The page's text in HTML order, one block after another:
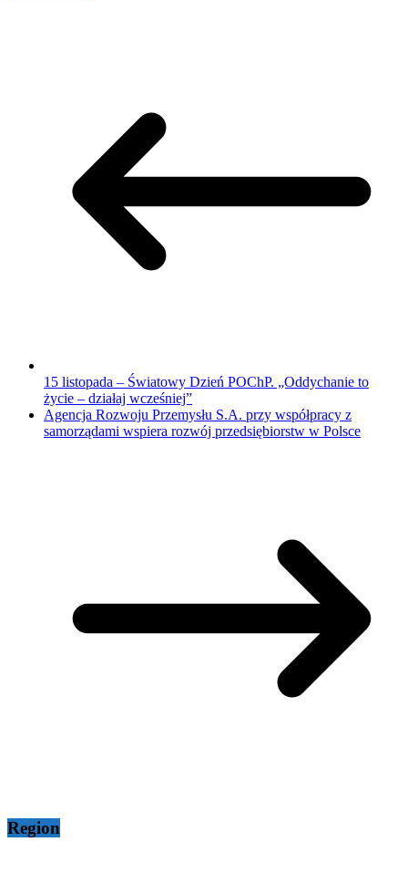
15 listopada – Światowy Dzień POChP. „Oddychanie to
życie – działaj wcześniej”
Agencja Rozwoju Przemysłu S.A. przy współpracy z
samorządami wspiera rozwój przedsiębiorstw w Polsce
Region